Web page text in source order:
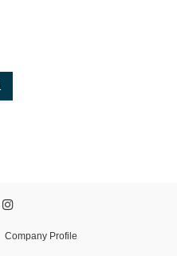
Company Profile